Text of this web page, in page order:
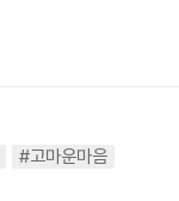
#고마운마음